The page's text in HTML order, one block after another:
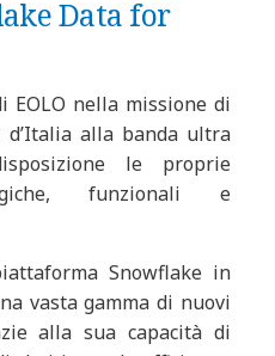
Data for
EOLO nella missione di
alla banda ultra
le proprie
funzionali e
Snowflake in
vasta gamma di nuovi
alla sua capacità di